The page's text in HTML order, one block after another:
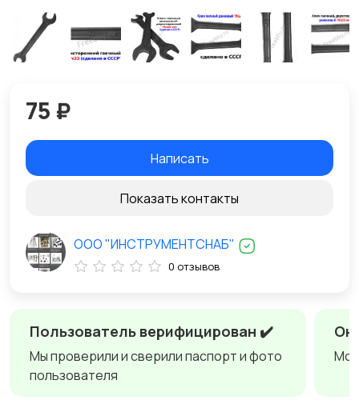
Пользователь верифицирован ✔️
Мы проверили и сверили паспорт и фото
пользователя
75 ₽
Написать
Показать контакты
ООО "ИНСТРУМЕНТСНАБ"
0 отзывов